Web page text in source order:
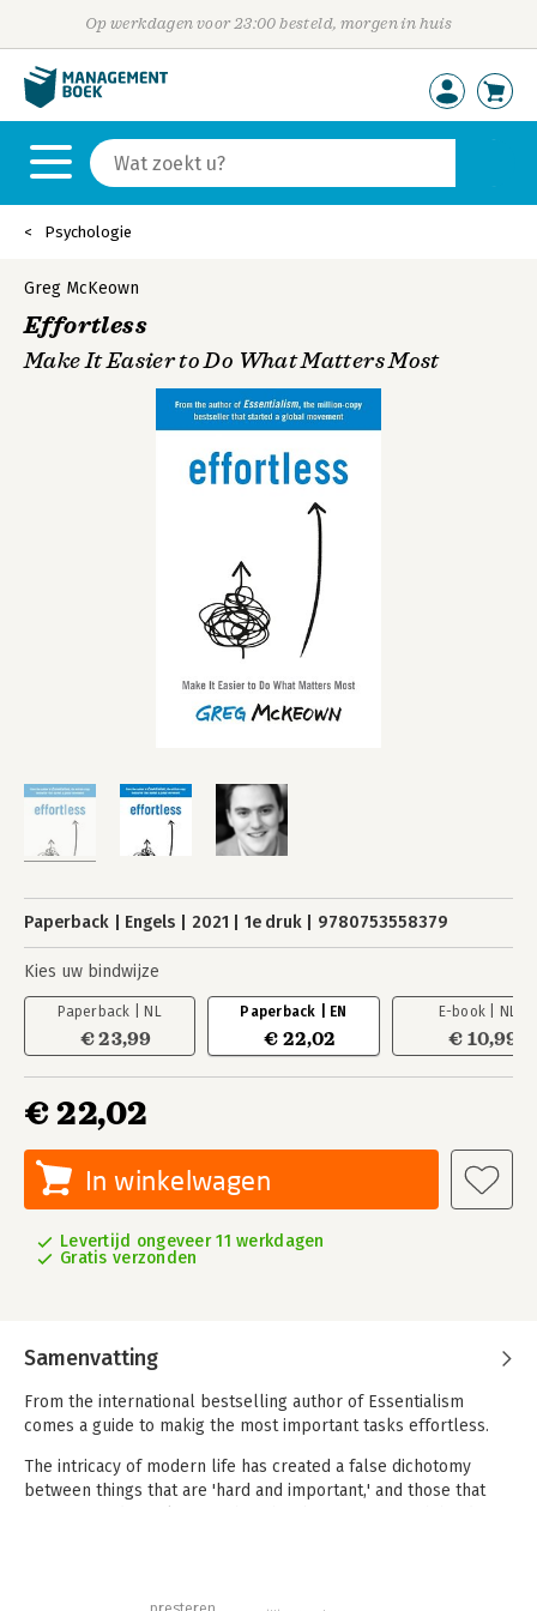
Op werkdagen voor 23:00 besteld, morgen in huis
Psychologie
Greg McKeown
Effortless
Make It Easier to Do What Matters Most
Paperback Engels 2021 1e druk 9780753558379
Kies uw bindwijze
Paperback | NL
€ 23,99
Paperback | EN
€ 22,02
E-book | NL
€ 10,99
€ 22,02
In winkelwagen
Levertijd ongeveer 11 werkdagen
Gratis verzonden
Samenvatting
From the international bestselling author of Essentialism
comes a guide to makig the most important tasks effortless.
The intricacy of modern life has created a false dichotomy
between things that are 'hard and important,' and those that